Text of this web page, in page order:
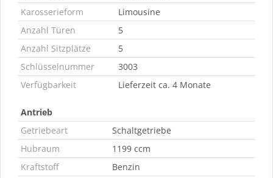
Karosserieform
Limousine
Anzahl Türen
5
Anzahl Sitzplätze
5
Schlüsselnummer
3003
Verfügbarkeit
Lieferzeit ca. 4 Monate
Antrieb
Getriebeart
Schaltgetriebe
Hubraum
1199 ccm
Kraftstoff
Benzin